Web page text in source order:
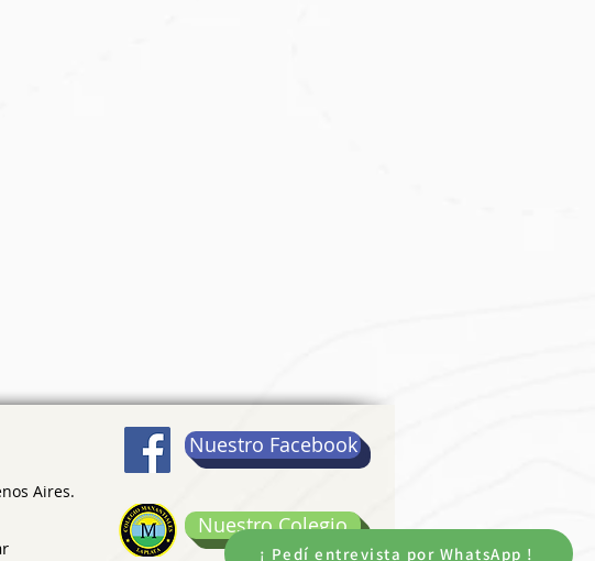
¡ Pedí entrevista por WhatsApp !
Aires.
Nuestro Facebook
Nuestro Colegio